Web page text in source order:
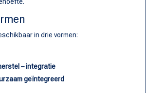
in drie vormen:
– integratie
geïntegreerd